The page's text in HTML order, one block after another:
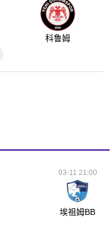
科鲁姆
03-11 21:00
埃祖姆BB